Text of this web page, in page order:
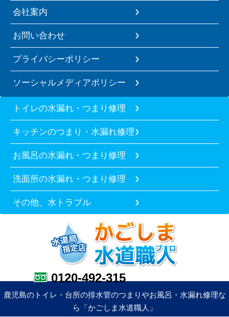
会社案内
お問い合わせ
プライバシーポリシー
ソーシャルメディアポリシー
トイレの水漏れ・つまり修理
キッチンのつまり・水漏れ修理
お風呂の水漏れ・つまり修理
洗面所の水漏れ・つまり修理
その他、水トラブル
0120-492-315
鹿児島のトイレ・台所の排水管のつまりやお風呂・水漏れ修理な
ら「かごしま水道職人」